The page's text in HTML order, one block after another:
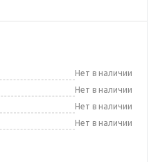
Нет в наличии
Нет в наличии
Нет в наличии
Нет в наличии